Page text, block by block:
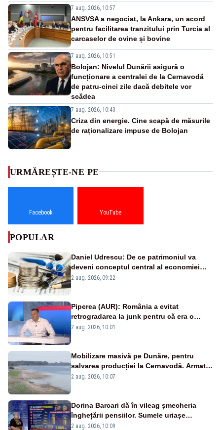
7 aug. 2026, 10:57
ANSVSA a negociat, la Ankara, un acord
pentru facilitarea tranzitului prin Turcia al
carcaselor de ovine și bovine
7 aug. 2026, 10:51
Bolojan: Nivelul Dunării asigură o
funcționare a centralei de la Cernavodă
de patru-cinci zile dacă debitele vor
scădea
7 aug. 2026, 10:43
Criza din energie. Cine scapă de măsurile
de raționalizare impuse de Bolojan
URMĂREȘTE-NE PE
Facebook YouTube
POPULAR
Daniel Udrescu: De ce patrimoniul va
deveni conceptul central al economiei
viitoare?
2 aug. 2026, 09:22
Piperea (AUR): România a evitat
retrogradarea la junk pentru că era o
catastrofă pentru bănci și fondurile de
2 aug. 2026, 10:01
Mobilizare masivă pe Dunăre, pentru
salvarea producției la Cernavodă. Armata
va detona o stâncă și va devia apa
2 aug. 2026, 10:07
Dorina Barcari dă în vileag șmecheria
înghețării pensiilor. Sumele uriașe
pierdute de fiecare român
2 aug. 2026, 10:09